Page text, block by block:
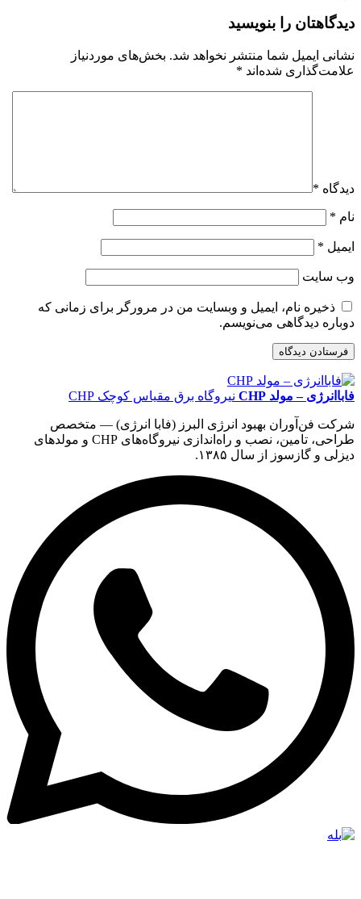
دیدگاهتان را بنویسید
نشانی ایمیل شما منتشر نخواهد شد. بخش‌های موردنیاز
علامت‌گذاری شده‌اند *
دیدگاه *
نام *
ایمیل *
وب‌ سایت
ذخیره نام، ایمیل و وبسایت من در مرورگر برای زمانی که
دوباره دیدگاهی می‌نویسم.
فاباانرژی – مولد CHP نیروگاه برق مقیاس کوچک CHP
شرکت فن‌آوران بهبود انرژی البرز (فابا انرژی) — متخصص
طراحی، تامین، نصب و راه‌اندازی نیروگاه‌های CHP و مولدهای
دیزلی و گازسوز از سال ۱۳۸۵.